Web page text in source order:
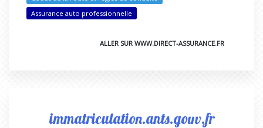
Assurance auto professionnelle
ALLER SUR WWW.DIRECT-ASSURANCE.FR
immatriculation.ants.gouv.fr